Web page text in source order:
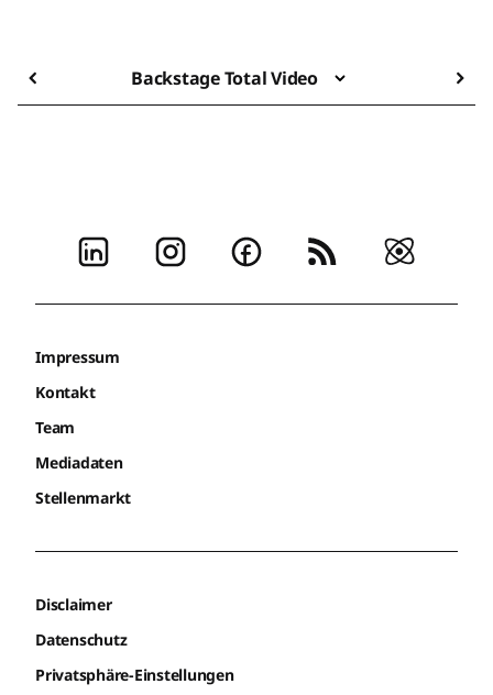
Backstage Total Video
Impressum
Kontakt
Team
Mediadaten
Stellenmarkt
Disclaimer
Datenschutz
Privatsphäre-Einstellungen